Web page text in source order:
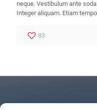
neque. Vestibulum ante
Integer aliquam. Etiam
83